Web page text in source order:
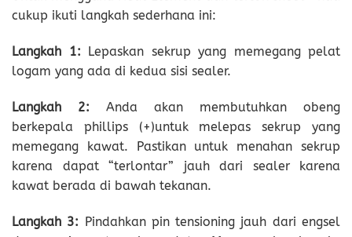
cukup ikuti langkah sederhana ini:
Langkah 1: Lepaskan sekrup yang memegang pelat
logam yang ada di kedua sisi sealer.
Langkah 2: Anda akan membutuhkan obeng
berkepala phillips (+)untuk melepas sekrup yang
memegang kawat. Pastikan untuk menahan sekrup
karena dapat “terlontar” jauh dari sealer karena
kawat berada di bawah tekanan.
Langkah 3: Pindahkan pin tensioning jauh dari engsel